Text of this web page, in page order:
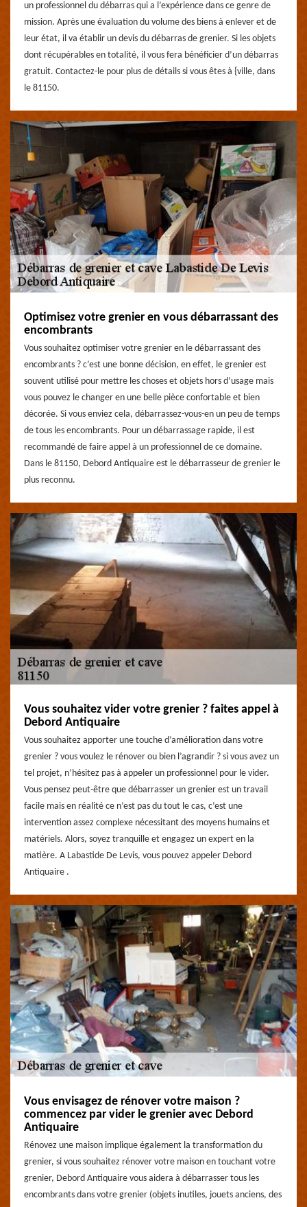
un professionnel du débarras qui a l’expérience dans ce genre de
mission. Après une évaluation du volume des biens à enlever et de
leur état, il va établir un devis du débarras de grenier. Si les objets
dont récupérables en totalité, il vous fera bénéficier d’un débarras
gratuit. Contactez-le pour plus de détails si vous êtes à {ville, dans
le 81150.
Optimisez votre grenier en vous débarrassant des
encombrants
Vous souhaitez optimiser votre grenier en le débarrassant des
encombrants ? c’est une bonne décision, en effet, le grenier est
souvent utilisé pour mettre les choses et objets hors d’usage mais
vous pouvez le changer en une belle pièce confortable et bien
décorée. Si vous enviez cela, débarrassez-vous-en un peu de temps
de tous les encombrants. Pour un débarrassage rapide, il est
recommandé de faire appel à un professionnel de ce domaine.
Dans le 81150, Debord Antiquaire est le débarrasseur de grenier le
plus reconnu.
Vous souhaitez vider votre grenier ? faites appel à
Debord Antiquaire
Vous souhaitez apporter une touche d’amélioration dans votre
grenier ? vous voulez le rénover ou bien l’agrandir ? si vous avez un
tel projet, n’hésitez pas à appeler un professionnel pour le vider.
Vous pensez peut-être que débarrasser un grenier est un travail
facile mais en réalité ce n’est pas du tout le cas, c’est une
intervention assez complexe nécessitant des moyens humains et
matériels. Alors, soyez tranquille et engagez un expert en la
matière. A Labastide De Levis, vous pouvez appeler Debord
Antiquaire .
Vous envisagez de rénover votre maison ?
commencez par vider le grenier avec Debord
Antiquaire
Rénovez une maison implique également la transformation du
grenier, si vous souhaitez rénover votre maison en touchant votre
grenier, Debord Antiquaire vous aidera à débarrasser tous les
encombrants dans votre grenier (objets inutiles, jouets anciens, des